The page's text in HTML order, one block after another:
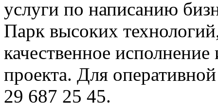
услуги по написанию
Парк высоких
качественное
проекта. Для
29 687 25 45.